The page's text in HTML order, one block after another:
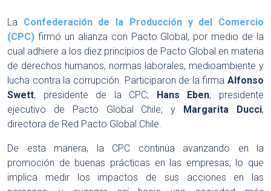
La Confederación de la Producción y del Comercio
(CPC) firmó un alianza con Pacto Global, por medio de la
cual adhiere a los diez principios de Pacto Global en materia
de derechos humanos, normas laborales, medioambiente y
lucha contra la corrupción. Participaron de la firma Alfonso
Swett, presidente de la CPC; Hans Eben, presidente
ejecutivo de Pacto Global Chile; y Margarita Ducci,
directora de Red Pacto Global Chile.
De esta manera, la CPC continúa avanzando en la
promoción de buenas prácticas en las empresas, lo que
implica medir los impactos de sus acciones en las